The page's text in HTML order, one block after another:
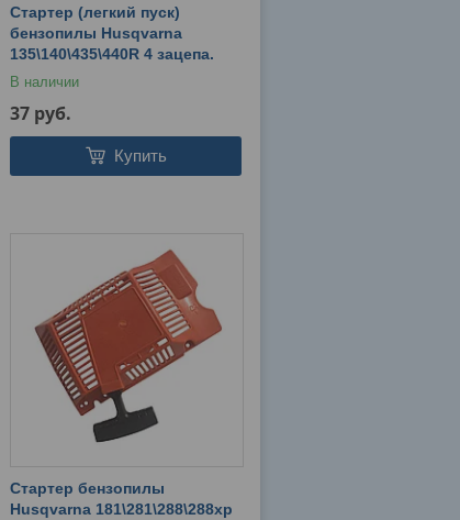
Стартер (легкий пуск)
бензопилы Husqvarna
135\140\435\440R 4 зацепа.
В наличии
37 руб.
Купить
Стартер бензопилы
Husqvarna 181\281\288\288хр